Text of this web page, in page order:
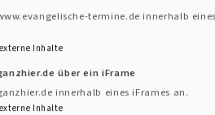
Damit ist man ein vollwertiges
an Kirchenvorstandswahlen
werden. Die eigenen Paten
denn ab jetzt übernimmt
für den eigenen Glauben.
termine.de innerhalb
Inhalte
über ein iFrame
innerhalb eines iFrames an.
Inhalte